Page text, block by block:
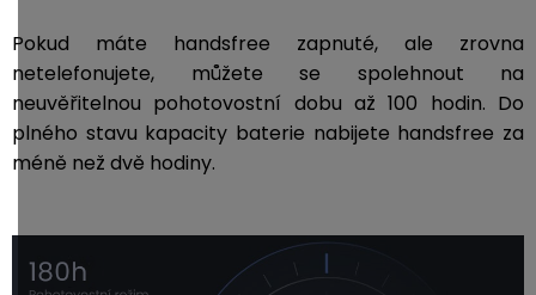
Pokud máte handsfree zapnuté, ale zrovna
netelefonujete, můžete se spolehnout na
neuvěřitelnou pohotovostní dobu až 100 hodin. Do
plného stavu kapacity baterie nabijete handsfree za
méně než dvě hodiny.